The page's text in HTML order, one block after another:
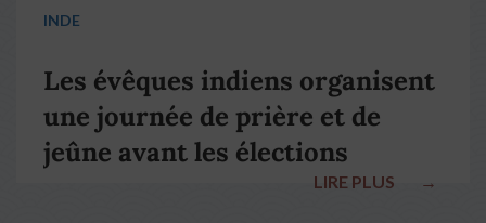
INDE
Les évêques indiens organisent
une journée de prière et de
jeûne avant les élections
LIRE PLUS →